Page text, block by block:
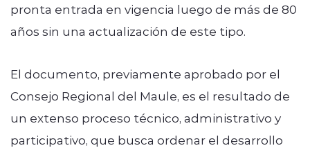
pronta entrada en vigencia luego de más de 80
años sin una actualización de este tipo.
El documento, previamente aprobado por el
Consejo Regional del Maule, es el resultado de
un extenso proceso técnico, administrativo y
participativo, que busca ordenar el desarrollo